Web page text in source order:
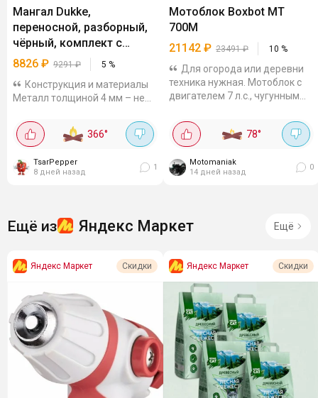
Мангал Dukke,
переносной, разборный,
чёрный, комплект с
крышкой, 4 мм
8826 ₽ 9291₽ 5 %
Конструкция и материалы
Металл толщиной 4 мм – не
жара. Крышка есть – можно
коптить, тушить или просто
полки...
366°
TsarPepper
8 дней назад
1
Мотоблок Boxbot MT
700М
21142 ₽ 23491₽ 10 %
Для огорода или деревни
техника нужная. Мотоблок с
двигателем 7 л.с., чугунным
скоростями вперёд и одной
назад, ременное сцепление.
Колёса...
78°
Motomaniak
14 дней назад
0
Ещё из Яндекс Маркет Ещё
Яндекс Маркет Скидки Яндекс Маркет Скидки